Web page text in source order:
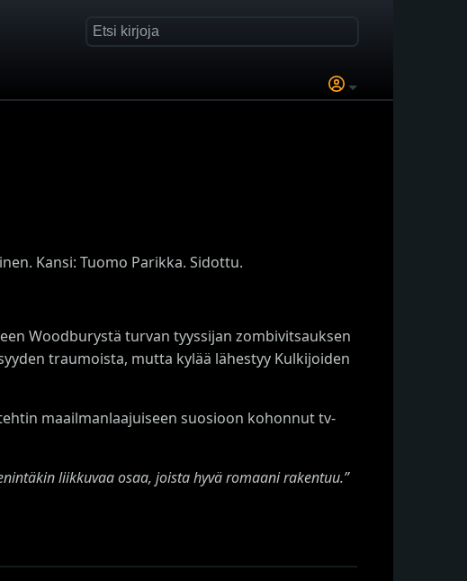
Kansi: Tuomo Parikka. Sidottu.
Woodburystä turvan tyyssijan zombivitsauksen
traumoista, mutta kylää lähestyy Kulkijoiden
maailmanlaajuiseen suosioon kohonnut tv-
liikkuvaa osaa, joista hyvä romaani rakentuu.”